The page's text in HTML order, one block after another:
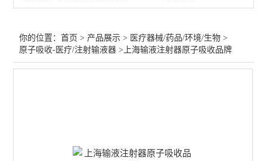
医疗器械水分测定仪
你的位置：首页 > 产品展示 > 医疗器械/药品/环境/生物 >
原子吸收-医疗/注射输液器 >上海输液注射器原子吸收品牌